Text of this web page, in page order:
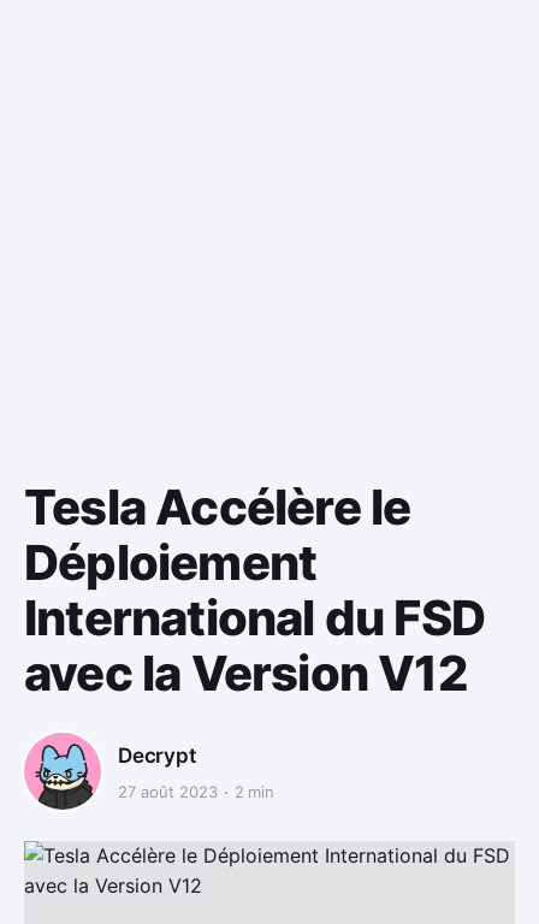
Tesla Accélère le
Déploiement
International du FSD
avec la Version V12
Decrypt
27 août 2023 2 min